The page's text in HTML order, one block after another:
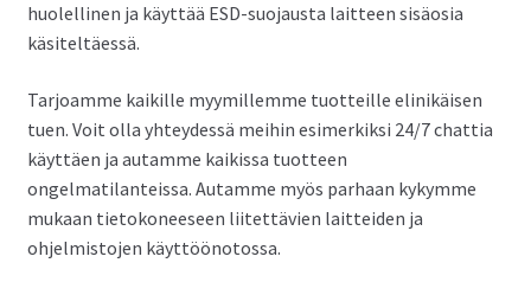
huolellinen ja käyttää ESD-suojausta laitteen sisäosia
käsiteltäessä.
Tarjoamme kaikille myymillemme tuotteille elinikäisen
tuen. Voit olla yhteydessä meihin esimerkiksi 24/7 chattia
käyttäen ja autamme kaikissa tuotteen
ongelmatilanteissa. Autamme myös parhaan kykymme
mukaan tietokoneeseen liitettävien laitteiden ja
ohjelmistojen käyttöönotossa.